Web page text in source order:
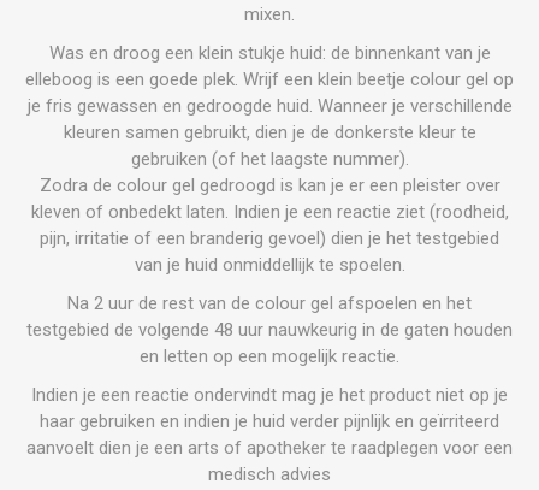
mixen.
Was en droog een klein stukje huid: de binnenkant van je
elleboog is een goede plek. Wrijf een klein beetje colour gel op
je fris gewassen en gedroogde huid. Wanneer je verschillende
kleuren samen gebruikt, dien je de donkerste kleur te
gebruiken (of het laagste nummer).
Zodra de colour gel gedroogd is kan je er een pleister over
kleven of onbedekt laten. Indien je een reactie ziet (roodheid,
pijn, irritatie of een branderig gevoel) dien je het testgebied
van je huid onmiddellijk te spoelen.
Na 2 uur de rest van de colour gel afspoelen en het
testgebied de volgende 48 uur nauwkeurig in de gaten houden
en letten op een mogelijk reactie.
Indien je een reactie ondervindt mag je het product niet op je
haar gebruiken en indien je huid verder pijnlijk en geïrriteerd
aanvoelt dien je een arts of apotheker te raadplegen voor een
medisch advies